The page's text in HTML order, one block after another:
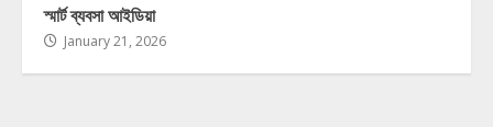
স্মার্ট ব্যবসা আইডিয়া
January 21, 2026